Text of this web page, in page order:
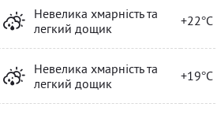
Невелика хмарність та
легкий дощик
+22°C
Невелика хмарність та
легкий дощик
+19°C